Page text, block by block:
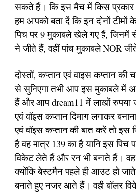
सकते हैं। कि इस मैच में किस प्रकार
हम आपको बता दें कि इन दोनों
पिच पर 9 मुकाबले खेले गए हैं, जिनमें
ने जीते हैं, वहीं पांच मुकाबले NOR
दोस्तों, कप्तान एवं वाइस कप्तान की
से सुनिएगा तभी आप इस मुकाबले में
हैं और आप dream11 में लाखों रुपया
एवं वॉइस कप्तान दिमाग लगाकर
एवं वॉइस कप्तान की बात करें तो इस
है वह मात्र 139 का है यानि इस पिच
विकेट लेते हैं और रन भी बनाते हैं। वह
क्योंकि बेस्टमैन पहले ही आउट हो
बनाते हुए नजर आते हैं। वही बॉलर